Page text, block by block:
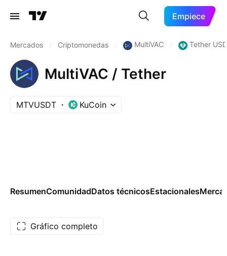
Empiece
Mercados Criptomonedas MultiVAC Tether
MultiVAC / Tether
MTVUSDT KuCoin
ResumenComunidadDatos técnicosEstacionales
Gráfico completo